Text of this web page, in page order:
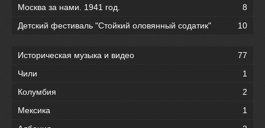
Москва за нами. 1941 год.
8
Детский фестиваль "Стойкий оловянный содатик"
10
Историческая музыка и видео
77
Чили
1
Колумбия
2
Мексика
1